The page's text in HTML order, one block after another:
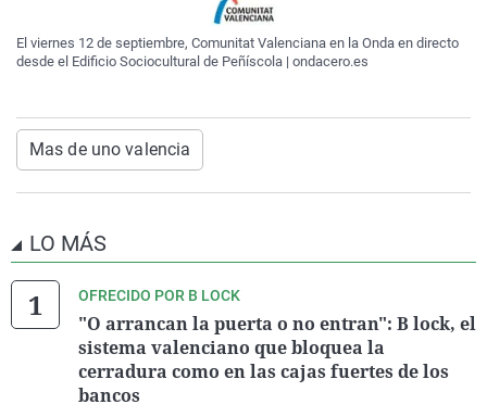
El viernes 12 de septiembre, Comunitat Valenciana en la Onda en directo
desde el Edificio Sociocultural de Peñíscola | ondacero.es
Mas de uno valencia
LO MÁS
OFRECIDO POR B LOCK
"O arrancan la puerta o no entran": B lock, el
sistema valenciano que bloquea la
cerradura como en las cajas fuertes de los
bancos